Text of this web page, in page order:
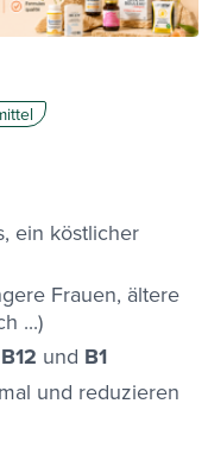
ein köstlicher
Frauen, ältere
...)
und B1
und reduzieren